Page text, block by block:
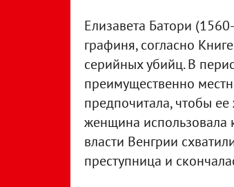
Елизавета Батори
графиня, согласно
серийных убийц. В
преимущественно
предпочитала, чтобы
женщина использовала
власти Венгрии
преступница и